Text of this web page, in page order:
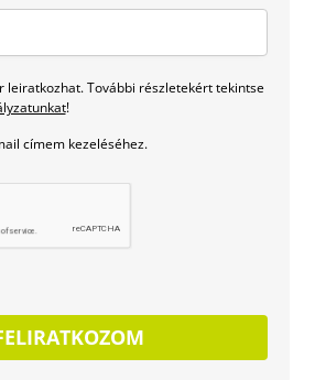
leiratkozhat. További részletekért tekintse
!
címem kezeléséhez.